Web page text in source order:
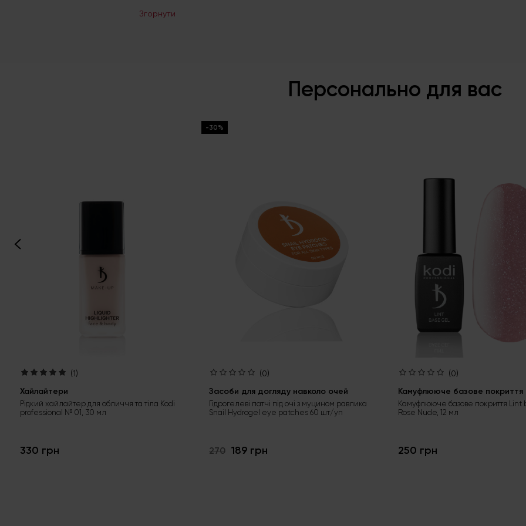
Згорнути
Персонально для вас
(1)
Хайлайтери
Рідкий хайлайтер для обличчя та тіла Kodi
professional № 01, 30 мл
330 грн
-30%
(0)
Засоби для догляду навколо очей
Гідрогелеві патчі під очі з муцином равлика
Snail Hydrogel eye patches 60 шт/уп
270 189 грн
(0)
Камуфлююче базове покриття
Камуфлююче базове покриття Lint
Rose Nude, 12 мл
250 грн